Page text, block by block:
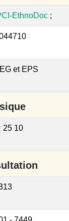
EthnoDoc ;
et EPS
25 10